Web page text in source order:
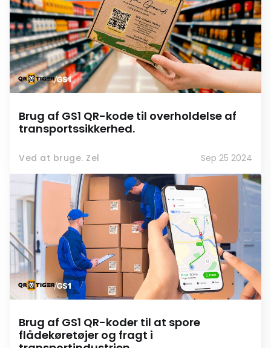
Brug af GS1 QR-kode til overholdelse af
transportssikkerhed.
Ved at bruge. Zel Sep 25 2024
Brug af GS1 QR-koder til at spore
flådekøretøjer og fragt i